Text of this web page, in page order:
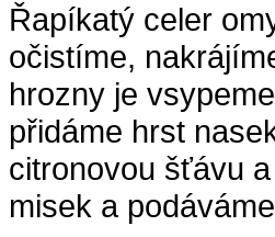
Řapíkatý celer
očistíme,
hrozny je
přidáme hrst
citronovou šťávu
misek a